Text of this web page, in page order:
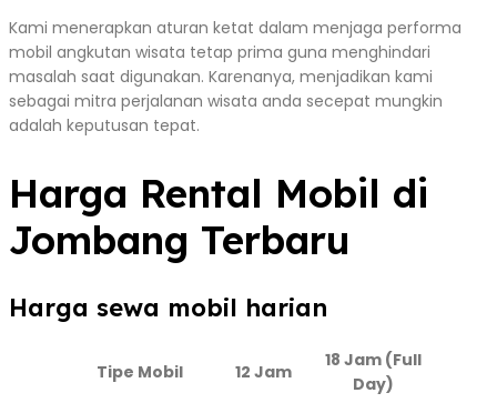
Kami menerapkan aturan ketat dalam menjaga performa
mobil angkutan wisata tetap prima guna menghindari
masalah saat digunakan. Karenanya, menjadikan kami
sebagai mitra perjalanan wisata anda secepat mungkin
adalah keputusan tepat.
Harga Rental Mobil di
Jombang Terbaru
Harga sewa mobil harian
Tipe Mobil 12 Jam
18 Jam (Full
Day)